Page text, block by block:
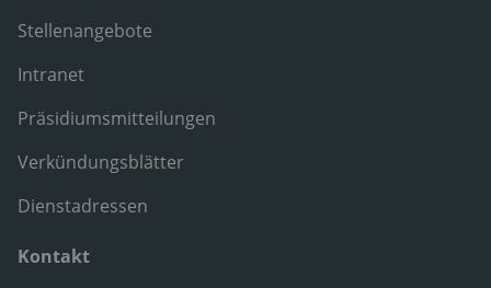
Stellenangebote
Intranet
Präsidiumsmitteilungen
Verkündungsblätter
Dienstadressen
Kontakt